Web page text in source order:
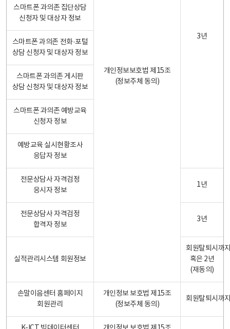
개인정보보호법 제15조
(정보주체 동의)
3년
스마트폰 과의존 집단상담
신청자 및 대상자 정보
스마트폰 과의존 전화·포털
상담 신청자 및 대상자 정보
스마트폰 과의존 게시판
상담 신청자 및 대상자 정보
스마트폰 과의존 예방교육
신청자 정보
예방교육 실시현황조사
응답자 정보
전문상담사 자격검정
응시자 정보
1년
전문상담사 자격검정
합격자 정보
3년
실적관리시스템 회원정보
회원탈퇴시까
혹은 2년
(재동의)
손말이음센터 홈페이지
회원관리
개인정보 보호법 제15조
(정보주체 동의)
회원탈퇴시까